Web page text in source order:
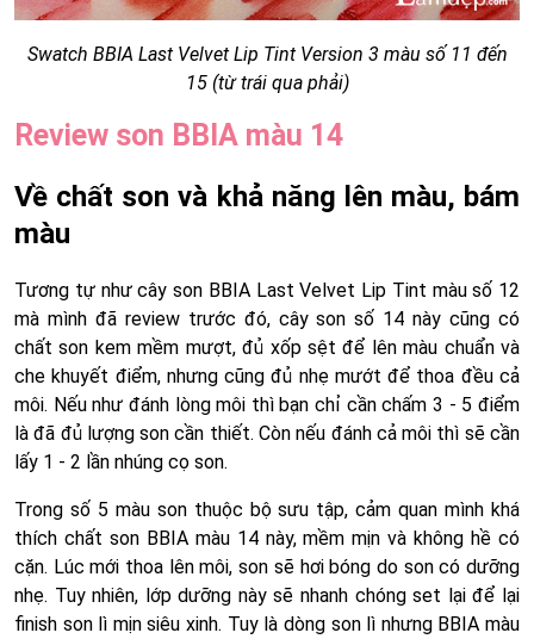
Swatch BBIA Last Velvet Lip Tint Version 3 màu số 11 đến
15 (từ trái qua phải)
Review son BBIA màu 14
Về chất son và khả năng lên màu, bám
màu
Tương tự như cây son BBIA Last Velvet Lip Tint màu số 12
mà mình đã review trước đó, cây son số 14 này cũng có
chất son kem mềm mượt, đủ xốp sệt để lên màu chuẩn và
che khuyết điểm, nhưng cũng đủ nhẹ mướt để thoa đều cả
môi. Nếu như đánh lòng môi thì bạn chỉ cần chấm 3 - 5 điểm
là đã đủ lượng son cần thiết. Còn nếu đánh cả môi thì sẽ cần
lấy 1 - 2 lần nhúng cọ son.
Trong số 5 màu son thuộc bộ sưu tập, cảm quan mình khá
thích chất son BBIA màu 14 này, mềm mịn và không hề có
cặn. Lúc mới thoa lên môi, son sẽ hơi bóng do son có dưỡng
nhẹ. Tuy nhiên, lớp dưỡng này sẽ nhanh chóng set lại để lại
finish son lì mịn siêu xinh. Tuy là dòng son lì nhưng BBIA màu